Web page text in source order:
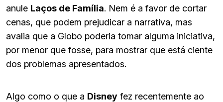
anule Laços de Família. Nem é a favor de cortar
cenas, que podem prejudicar a narrativa, mas
avalia que a Globo poderia tomar alguma iniciativa,
por menor que fosse, para mostrar que está ciente
dos problemas apresentados.
Algo como o que a Disney fez recentemente ao